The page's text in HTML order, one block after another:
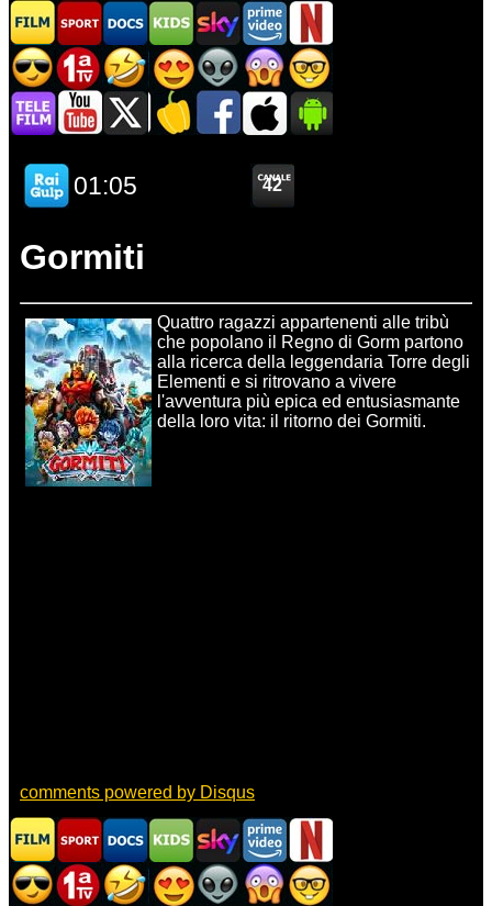
Gormiti
Quattro ragazzi appartenenti alle tribù
che popolano il Regno di Gorm partono
alla ricerca della leggendaria Torre degli
Elementi e si ritrovano a vivere
l'avventura più epica ed entusiasmante
della loro vita: il ritorno dei Gormiti.
comments powered by Disqus